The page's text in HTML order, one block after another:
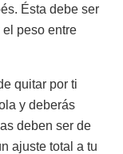
Ésta debe ser
peso entre
quitar por ti
y deberás
deben ser de
ajuste total a tu